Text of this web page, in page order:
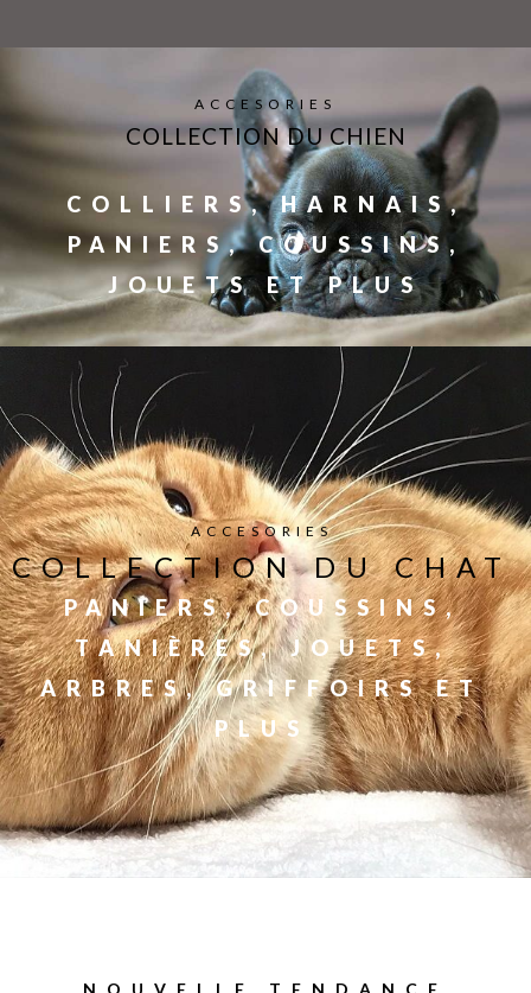
ACCESORIES
COLLECTION DU CHIEN
COLLIERS, HARNAIS,
PANIERS, COUSSINS,
JOUETS ET PLUS
ACCESORIES
COLLECTION DU CHAT
PANIERS, COUSSINS,
TANIÈRES, JOUETS,
ARBRES, GRIFFOIRS ET
PLUS
NOUVELLE TENDANCE